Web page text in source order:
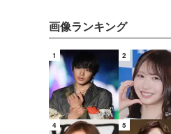
画像ランキング
1 2
4 5